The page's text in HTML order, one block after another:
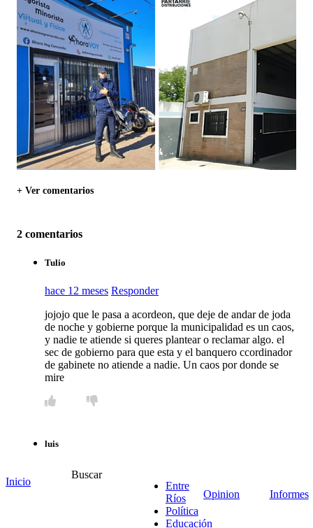
+ Ver comentarios
2 comentarios
Tulio
hace 12 meses Responder
jojojo que le pasa a acordeon, que deje de andar de joda
de noche y gobierne porque la municipalidad es un caos,
y nadie te atiende si queres plantear o reclamar algo. el
sec de gobierno para que esta y el banquero ccordinador
de gabinete no atiende a nadie. Un caos por donde se
mire
luis
hace 12 meses
dan risa, ahora aparecerán otros!!!
Inicio
Buscar
Entre
Ríos
Política
Educación
Opinion Informes